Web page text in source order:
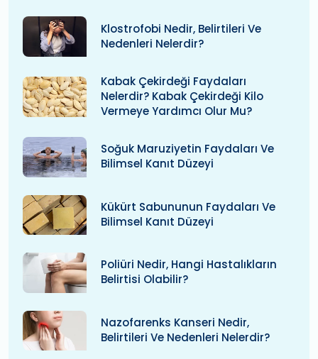
Klostrofobi Nedir, Belirtileri Ve
Nedenleri Nelerdir?
Kabak Çekirdeği Faydaları
Nelerdir? Kabak Çekirdeği Kilo
Vermeye Yardımcı Olur Mu?
Soğuk Maruziyetin Faydaları Ve
Bilimsel Kanıt Düzeyi
Kükürt Sabununun Faydaları Ve
Bilimsel Kanıt Düzeyi
Poliüri Nedir, Hangi Hastalıkların
Belirtisi Olabilir?
Nazofarenks Kanseri Nedir,
Belirtileri Ve Nedenleri Nelerdir?